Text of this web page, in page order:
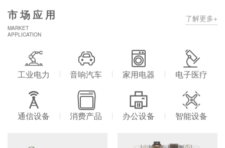
市场应用
MARKET
APPLICATION
了解更多+
工业电力 音响汽车 家用电器 电子医疗
通信设备 消费产品 办公设备 智能设备